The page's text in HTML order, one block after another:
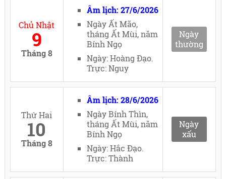
Chủ Nhật
9
Tháng 8
Âm lịch: 27/6/2026
Ngày Ất Mão,
tháng Ất Mùi, năm
Bính Ngọ
Ngày: Hoàng Đạo.
Trực: Nguy
Ngày
thường
Thứ Hai
10
Tháng 8
Âm lịch: 28/6/2026
Ngày Bính Thìn,
tháng Ất Mùi, năm
Bính Ngọ
Ngày: Hắc Đạo.
Trực: Thành
Ngày
xấu